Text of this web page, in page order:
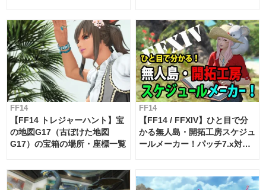
FF14
【FF14 トレジャーハント】宝
の地図G17（古ぼけた地図
G17）の宝箱の場所・座標一覧
FF14
【FF14 / FFXIV】ひと目で分
かる無人島・開拓工房スケジュ
ールメーカー！パッチ7.x対応